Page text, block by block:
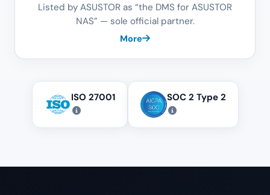
Listed by ASUSTOR as “the DMS for ASUSTOR
NAS” — sole official partner.
More
ISO 27001 SOC 2 Type 2